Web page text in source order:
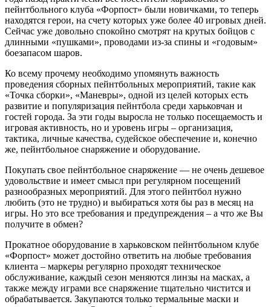
пейнтбольного клуба «Форпост» были новичками, то теперь
находятся герои, на счету которых уже более 40 игровых дней.
Сейчас уже довольно спокойно смотрят на крутых бойцов с
длинными «пушками», проводами из-за спины и «годовым»
боезапасом шаров.
Ко всему прочему необходимо упомянуть важность
проведения сборных пейнтбольных мероприятий, такие как
«Точка сборки», «Маневры», одной из целей которых есть
развитие и популяризация пейнтбола среди харьковчан и
гостей города. За эти годы выросла не только посещаемость и
игровая активность, но и уровень игры – организация,
тактика, личные качества, судейское обеспечение и, конечно
же, пейнтбольное снаряжение и оборудование.
Покупать свое пейнтбольное снаряжение — не очень дешевое
удовольствие и имеет смысл при регулярном посещений
разнообразных мероприятий. Для этого пейнтбол нужно
любить (это не трудно) и выбираться хотя бы раз в месяц на
игры. Но это все требования и предупреждения – а что же Вы
получите в обмен?
Прокатное оборудование в харьковском пейнтбольном клубе
«Форпост» может достойно ответить на любые требования
клиента – маркеры регулярно проходят техническое
обслуживание, каждый сезон меняются линзы на масках, а
также между играми все снаряжение тщательно чистится и
обрабатывается. Закупаются только термальные маски и